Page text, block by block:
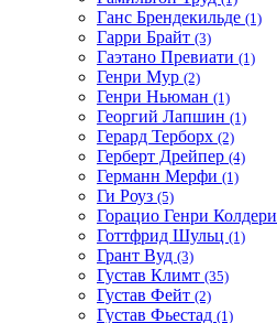
Ганс Брендекильде (1)
Гарри Брайт (3)
Гаэтано Превиати (1)
Генри Мур (2)
Генри Ньюман (1)
Георгий Лапшин (1)
Герард Терборх (2)
Герберт Дрейпер (4)
Германн Мерфи (1)
Ги Роуз (5)
Горацио Генри Колдери
Готтфрид Шульц (1)
Грант Вуд (3)
Густав Климт (35)
Густав Фейт (2)
Густав Фьестад (1)